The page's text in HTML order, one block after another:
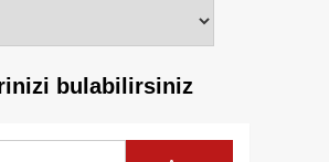
bulabilirsiniz